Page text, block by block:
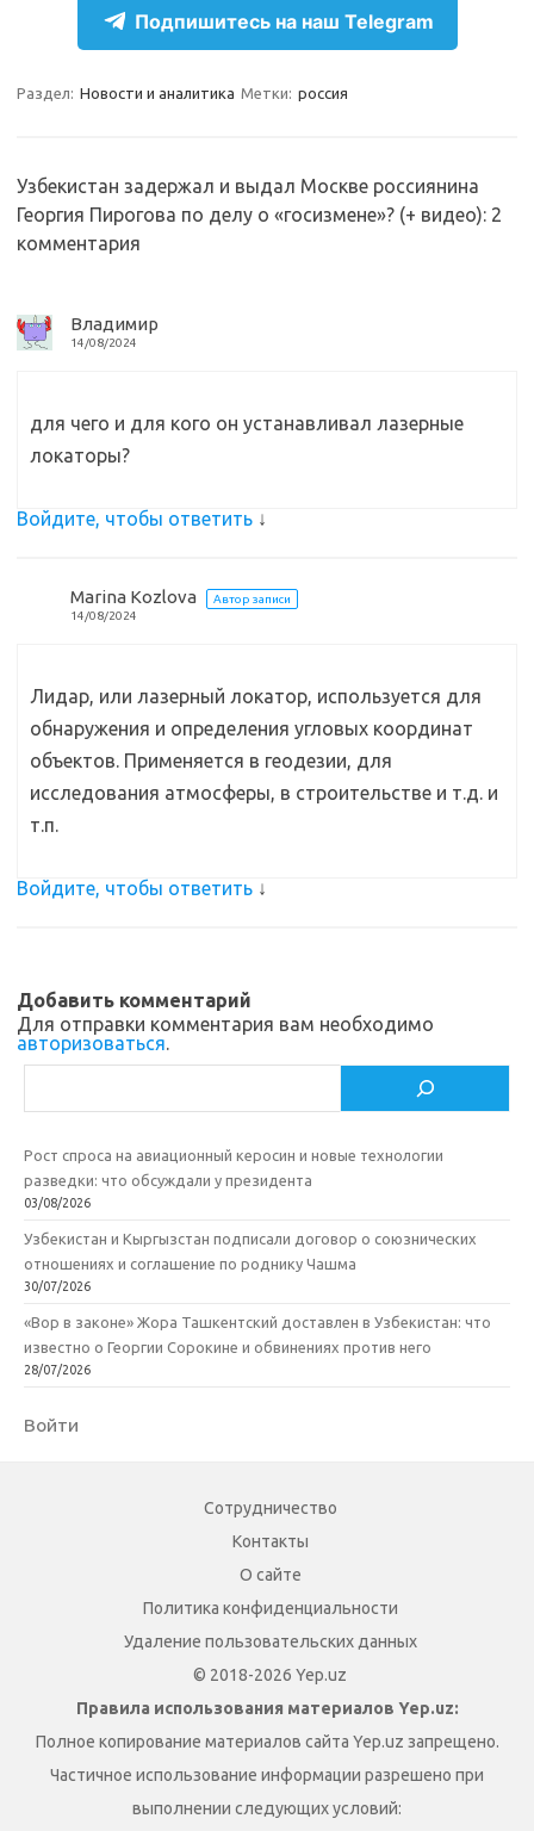
s
n
i
k
b
o
k
р
в
и
т
Подпишитесь на наш Telegram
Раздел: Новости и аналитика Метки: россия
Узбекистан задержал и выдал Москве россиянина
Георгия Пирогова по делу о «госизмене»? (+ видео): 2
комментария
Владимир
14/08/2024
для чего и для кого он устанавливал лазерные
локаторы?
Войдите, чтобы ответить ↓
Marina Kozlova
Автор записи
14/08/2024
Лидар, или лазерный локатор, используется для
обнаружения и определения угловых координат
объектов. Применяется в геодезии, для
исследования атмосферы, в строительстве и т.д. и
т.п.
Войдите, чтобы ответить ↓
Добавить комментарий
Для отправки комментария вам необходимо
авторизоваться.
Рост спроса на авиационный керосин и новые технологии
разведки: что обсуждали у президента
03/08/2026
Узбекистан и Кыргызстан подписали договор о союзнических
отношениях и соглашение по роднику Чашма
30/07/2026
«Вор в законе» Жора Ташкентский доставлен в Узбекистан: что
известно о Георгии Сорокине и обвинениях против него
28/07/2026
Войти
Сотрудничество
Контакты
О сайте
Политика конфиденциальности
Удаление пользовательских данных
© 2018-2026 Yep.uz
Правила использования материалов Yep.uz:
Полное копирование материалов сайта Yep.uz запрещено.
Частичное использование информации разрешено при
выполнении следующих условий: